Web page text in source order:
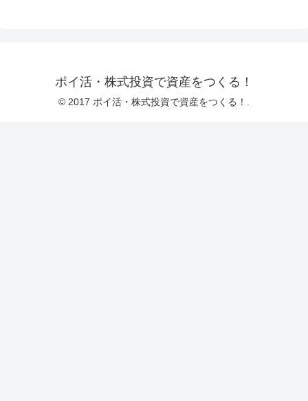
ポイ活・株式投資で資産をつくる！
© 2017 ポイ活・株式投資で資産をつくる！.